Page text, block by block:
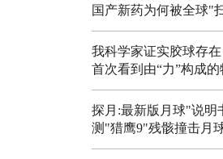
国产新药为何被全球"
我科学家证实胶球存
首次看到由“力”构成的
探月:最新版月球"说明
测"猎鹰9"残骸撞击月